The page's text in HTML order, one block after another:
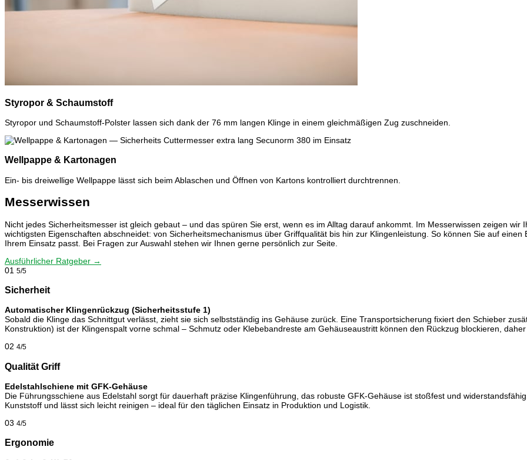
Styropor & Schaumstoff
Styropor und Schaumstoff-Polster lassen sich dank der 76 mm langen Klinge in einem gleichmäßigen Zug zuschneiden.
Wellpappe & Kartonagen
Ein- bis dreiwellige Wellpappe lässt sich beim Ablaschen und Öffnen von Kartons kontrolliert durchtrennen.
Messerwissen
Nicht jedes Sicherheitsmesser ist gleich gebaut – und das spüren Sie erst, wenn es im Alltag darauf ankommt. Im Messerwissen zeigen
wichtigsten Eigenschaften abschneidet: von Sicherheitsmechanismus über Griffqualität bis hin zur Klingenleistung. So können Sie auf
Ihrem Einsatz passt. Bei Fragen zur Auswahl stehen wir Ihnen gerne persönlich zur Seite.
Ausführlicher Ratgeber →
01 5/5
Sicherheit
Automatischer Klingenrückzug (Sicherheitsstufe 1)
Sobald die Klinge das Schnittgut verlässt, zieht sie sich selbstständig ins Gehäuse zurück. Eine Transportsicherung fixiert den Schieber
Konstruktion) ist der Klingenspalt vorne schmal – Schmutz oder Klebebandreste am Gehäuseaustritt können den Rückzug blockieren,
02 4/5
Qualität Griff
Edelstahlschiene mit GFK-Gehäuse
Die Führungsschiene aus Edelstahl sorgt für dauerhaft präzise Klingenführung, das robuste GFK-Gehäuse ist stoßfest und
Kunststoff und lässt sich leicht reinigen – ideal für den täglichen Einsatz in Produktion und Logistik.
03 4/5
Ergonomie